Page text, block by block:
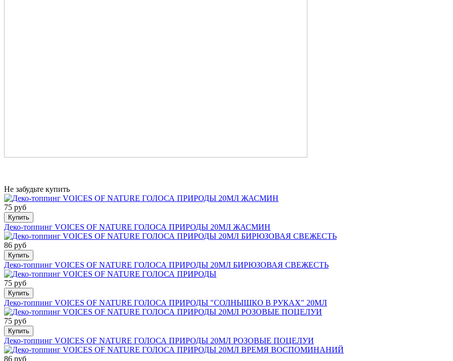
Не забудьте купить
75 руб
Купить
Деко-топпинг VOICES OF NATURE ГОЛОСА ПРИРОДЫ 20МЛ ЖАСМИН
86 руб
Купить
Деко-топпинг VOICES OF NATURE ГОЛОСА ПРИРОДЫ 20МЛ БИРЮЗОВАЯ СВЕЖЕСТЬ
75 руб
Купить
Деко-топпинг VOICES OF NATURE ГОЛОСА ПРИРОДЫ "СОЛНЫШКО В РУКАХ" 20МЛ
75 руб
Купить
Деко-топпинг VOICES OF NATURE ГОЛОСА ПРИРОДЫ 20МЛ РОЗОВЫЕ ПОЦЕЛУИ
86 руб